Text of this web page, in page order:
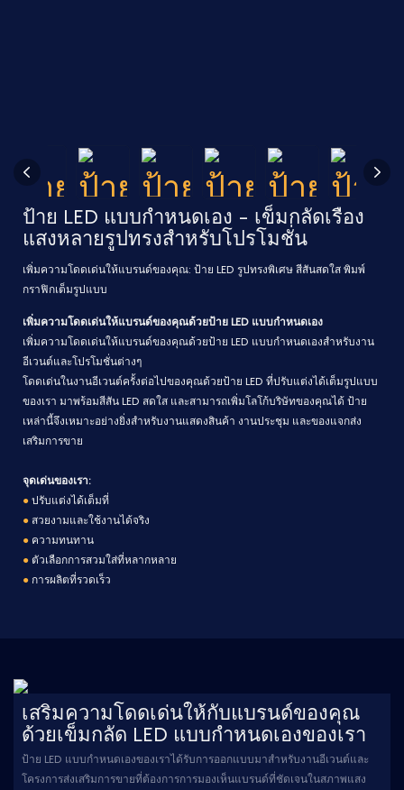
ป้าย LED แบบกำหนดเอง - เข็มกลัดเรือง
แสงหลายรูปทรงสำหรับโปรโมชั่น
เพิ่มความโดดเด่นให้แบรนด์ของคุณ: ป้าย LED รูปทรงพิเศษ สีสันสดใส พิมพ์
กราฟิกเต็มรูปแบบ
เพิ่มความโดดเด่นให้แบรนด์ของคุณด้วยป้าย LED แบบกำหนดเอง
เพิ่มความโดดเด่นให้แบรนด์ของคุณด้วยป้าย LED แบบกำหนดเองสำหรับงาน
อีเวนต์และโปรโมชั่นต่างๆ
โดดเด่นในงานอีเวนต์ครั้งต่อไปของคุณด้วยป้าย LED ที่ปรับแต่งได้เต็มรูปแบบ
ของเรา มาพร้อมสีสัน LED สดใส และสามารถเพิ่มโลโก้บริษัทของคุณได้ ป้าย
เหล่านี้จึงเหมาะอย่างยิ่งสำหรับงานแสดงสินค้า งานประชุม และของแจกส่ง
เสริมการขาย
จุดเด่นของเรา:
● ปรับแต่งได้เต็มที่
● สวยงามและใช้งานได้จริง
● ความทนทาน
● ตัวเลือกการสวมใส่ที่หลากหลาย
● การผลิตที่รวดเร็ว
เสริมความโดดเด่นให้กับแบรนด์ของคุณ
ด้วยเข็มกลัด LED แบบกำหนดเองของเรา
ป้าย LED แบบกำหนดเองของเราได้รับการออกแบบมาสำหรับงานอีเวนต์และ
โครงการส่งเสริมการขายที่ต้องการการมองเห็นแบรนด์ที่ชัดเจนในสภาพแสง